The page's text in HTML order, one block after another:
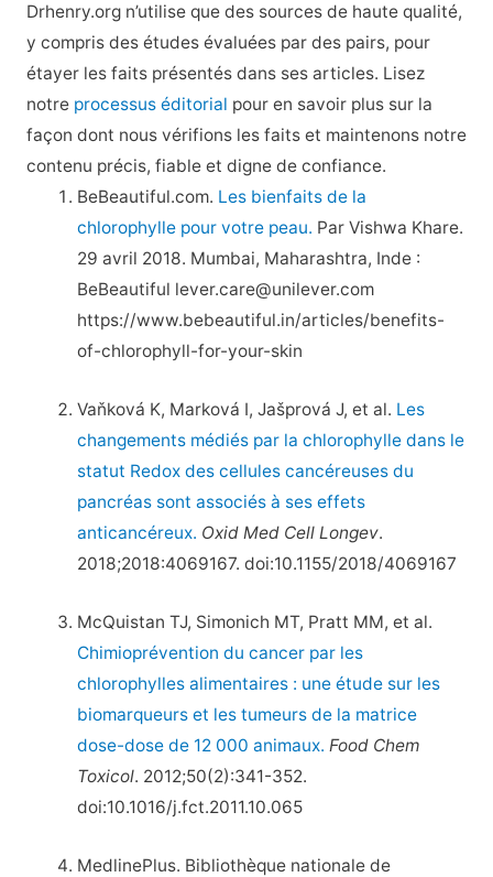
Drhenry.org n’utilise que des sources de haute qualité,
y compris des études évaluées par des pairs, pour
étayer les faits présentés dans ses articles. Lisez
notre processus éditorial pour en savoir plus sur la
façon dont nous vérifions les faits et maintenons notre
contenu précis, fiable et digne de confiance.
BeBeautiful.com. Les bienfaits de la
chlorophylle pour votre peau. Par Vishwa Khare.
29 avril 2018. Mumbai, Maharashtra, Inde :
BeBeautiful lever.care@unilever.com
https://www.bebeautiful.in/articles/benefits-
of-chlorophyll-for-your-skin
Vaňková K, Marková I, Jašprová J, et al. Les
changements médiés par la chlorophylle dans le
statut Redox des cellules cancéreuses du
pancréas sont associés à ses effets
anticancéreux. Oxid Med Cell Longev.
2018;2018:4069167. doi:10.1155/2018/4069167
McQuistan TJ, Simonich MT, Pratt MM, et al.
Chimioprévention du cancer par les
chlorophylles alimentaires : une étude sur les
biomarqueurs et les tumeurs de la matrice
dose-dose de 12 000 animaux. Food Chem
Toxicol. 2012;50(2):341-352.
doi:10.1016/j.fct.2011.10.065
MedlinePlus. Bibliothèque nationale de